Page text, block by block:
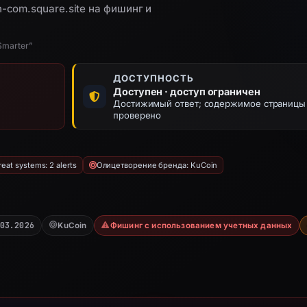
на фишинг и
ДОСТУПНОСТЬ
Доступен · доступ ограничен
Достижимый ответ; содержимое страницы
проверено
systems: 2 alerts Олицетворение бренда: KuCoin
KuCoin Фишинг с использованием учетных данных